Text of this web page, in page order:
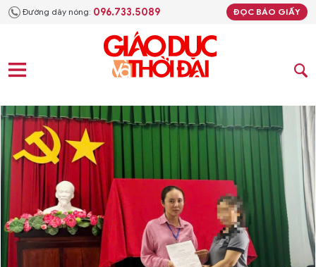
Đường dây nóng: 096.733.5089 ĐỌC BÁO GIẤY